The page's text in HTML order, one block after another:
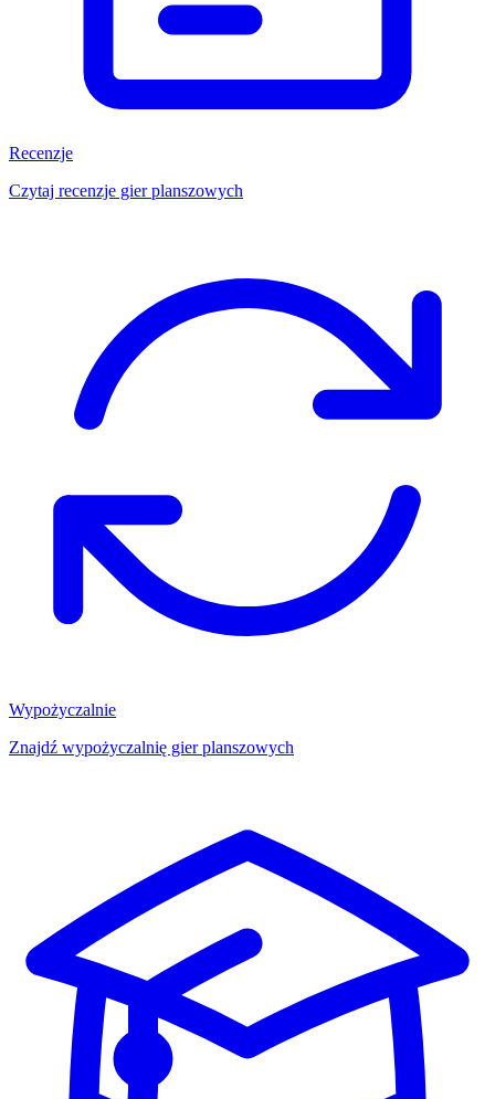
Recenzje
Czytaj recenzje gier planszowych
Wypożyczalnie
Znajdź wypożyczalnię gier planszowych